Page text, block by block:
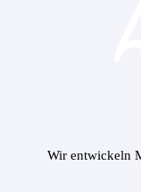
Wir entwickeln